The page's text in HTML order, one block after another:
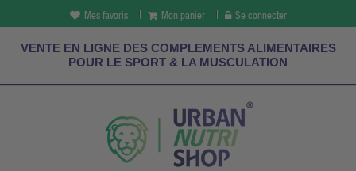
Mes favoris Mon panier Se connecter
VENTE EN LIGNE DES COMPLEMENTS ALIMENTAIRES
POUR LE SPORT & LA MUSCULATION